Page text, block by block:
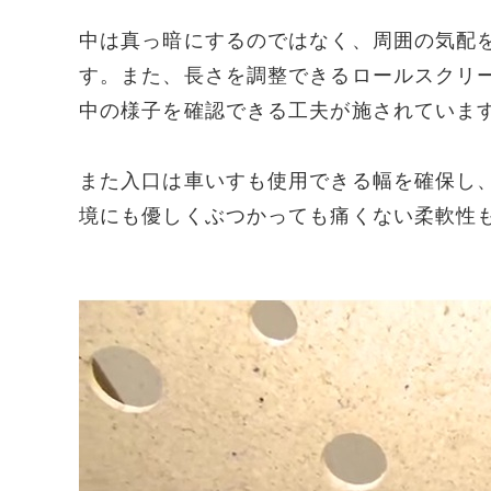
中は真っ暗にするのではなく、周囲の気配
す。また、長さを調整できるロールスクリ
中の様子を確認できる工夫が施されていま
また入口は車いすも使用できる幅を確保
境にも優しくぶつかっても痛くない柔軟性